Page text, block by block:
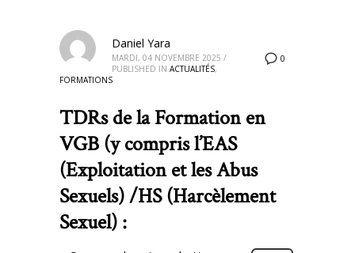
0
Daniel Yara
MARDI, 04 NOVEMBRE 2025 /
PUBLISHED IN ACTUALITÉS,
FORMATIONS
TDRs de la Formation en
VGB (y compris l’EAS
(Exploitation et les Abus
Sexuels) /HS (Harcèlement
Sexuel) :